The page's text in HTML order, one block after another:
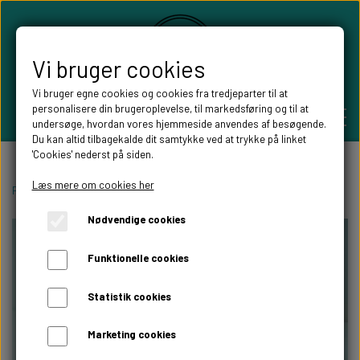
PERSONLIGE GAVER
BRYLLUPS GAVER
DÅBSGAVER/ NAVNGIVNING
SKILTE TIL FESTEN
WILLOW TREE FIGURER
WILLOW TREE BRYLLUPS FIGURER
Forside Boligen Børneværelset
Vi bruger cookies
Vi bruger egne cookies og cookies fra tredjeparter til at
personalisere din brugeroplevelse, til markedsføring og til at
undersøge, hvordan vores hjemmeside anvendes af besøgende.
Du kan altid tilbagekalde dit samtykke ved at trykke på linket
'Cookies' nederst på siden.
Læs mere om cookies her
Nødvendige cookies
Funktionelle cookies
Statistik cookies
Marketing cookies